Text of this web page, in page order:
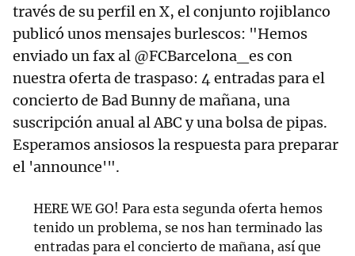
través de su perfil en X, el conjunto rojiblanco
publicó unos mensajes burlescos: "Hemos
enviado un fax al @FCBarcelona_es con
nuestra oferta de traspaso: 4 entradas para el
concierto de Bad Bunny de mañana, una
suscripción anual al ABC y una bolsa de pipas.
Esperamos ansiosos la respuesta para preparar
el 'announce'".
HERE WE GO! Para esta segunda oferta hemos
tenido un problema, se nos han terminado las
entradas para el concierto de mañana, así que